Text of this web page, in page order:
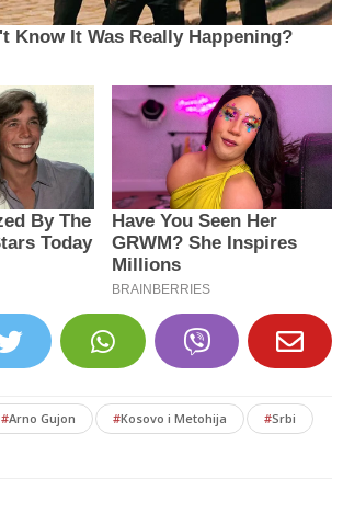
#Arno Gujon #Kosovo i Metohija #Srbi